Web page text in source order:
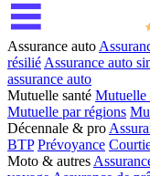
Assurance auto
résilié Assurance auto
assurance auto
Mutuelle santé Mutuelle
Mutuelle par régions
Décennale & pro
BTP Prévoyance
Moto & autres